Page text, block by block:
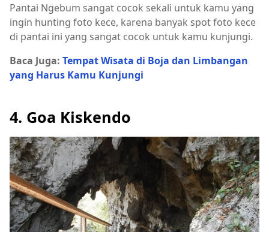
Pantai Ngebum sangat cocok sekali untuk kamu yang
ingin hunting foto kece, karena banyak spot foto kece
di pantai ini yang sangat cocok untuk kamu kunjungi.
Baca Juga: Tempat Wisata di Boja dan Limbangan
yang Harus Kamu Kunjungi
4. Goa Kiskendo